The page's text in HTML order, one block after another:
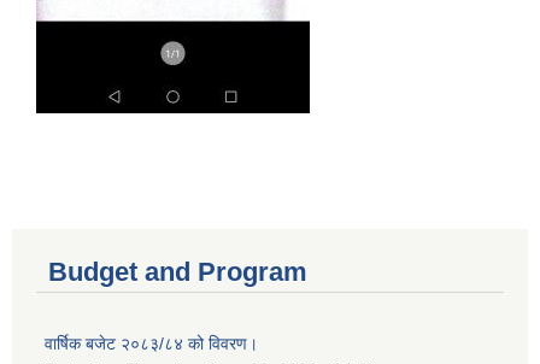
Budget and Program
वार्षिक बजेट २०८३/८४ को विवरण।